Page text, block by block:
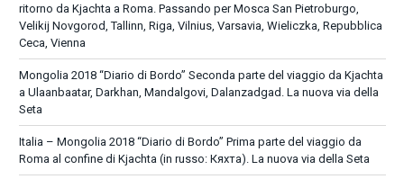
ritorno da Kjachta a Roma. Passando per Mosca San Pietroburgo,
Velikij Novgorod, Tallinn, Riga, Vilnius, Varsavia, Wieliczka, Repubblica
Ceca, Vienna
Mongolia 2018 “Diario di Bordo” Seconda parte del viaggio da Kjachta
a Ulaanbaatar, Darkhan, Mandalgovi, Dalanzadgad. La nuova via della
Seta
Italia – Mongolia 2018 “Diario di Bordo” Prima parte del viaggio da
Roma al confine di Kjachta (in russo: Кяхта). La nuova via della Seta